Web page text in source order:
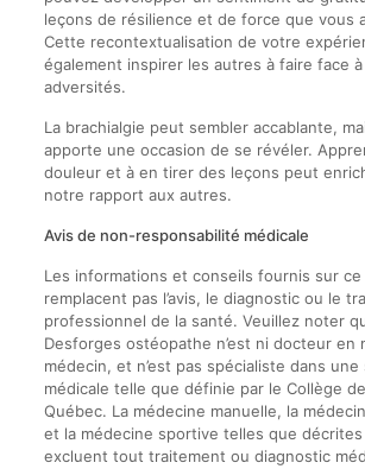
leçons de résilience et de force que vous
Cette recontextualisation de votre
également inspirer les autres à faire face
adversités.
La brachialgie peut sembler accablante,
apporte une occasion de se révéler.
douleur et à en tirer des leçons peut
notre rapport aux autres.
Avis de non-responsabilité médicale
Les informations et conseils fournis sur
remplacent pas l’avis, le diagnostic ou le
professionnel de la santé. Veuillez noter
Desforges ostéopathe n’est ni docteur en
médecin, et n’est pas spécialiste dans une
médicale telle que définie par le Collège
Québec. La médecine manuelle, la
et la médecine sportive telles que
excluent tout traitement ou diagnostic